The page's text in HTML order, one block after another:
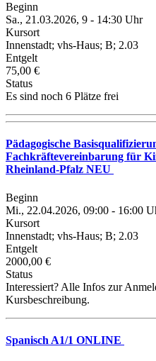
Beginn
Sa., 21.03.2026, 9 - 14:30 Uhr
Kursort
Innenstadt; vhs-Haus; B; 2.03
Entgelt
75,00 €
Status
Es sind noch 6 Plätze frei
Pädagogische
Fachkräftevereinbarung für
Rheinland-Pfalz NEU
Beginn
Mi., 22.04.2026, 09:00 - 16:00
Kursort
Innenstadt; vhs-Haus; B; 2.03
Entgelt
2000,00 €
Status
Interessiert? Alle Infos zur
Kursbeschreibung.
Spanisch A1/1 ONLINE